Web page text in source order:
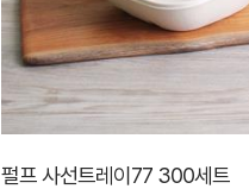
펄프 사선트레이77 300세트